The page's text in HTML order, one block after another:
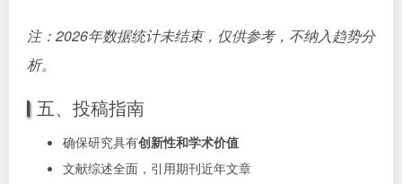
注：2026年数据统计未结束，仅供参考，不纳入趋势分
析。
五、投稿指南
确保研究具有创新性和学术价值
文献综述全面，引用期刊近年文章